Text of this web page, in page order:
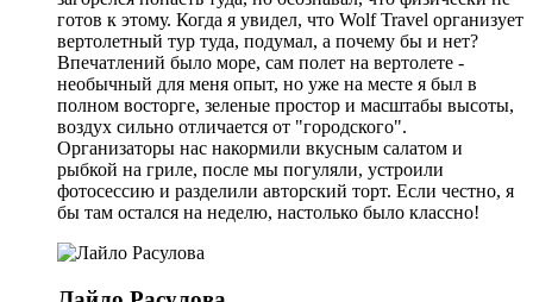
готов к этому. Когда я увидел, что Wolf Travel организует
вертолетный тур туда, подумал, а почему бы и нет?
Впечатлений было море, сам полет на вертолете -
необычный для меня опыт, но уже на месте я был в
полном восторге, зеленые простор и масштабы высоты,
воздух сильно отличается от "городского".
Организаторы нас накормили вкусным салатом и
рыбкой на гриле, после мы погуляли, устроили
фотосессию и разделили авторский торт. Если честно, я
бы там остался на неделю, настолько было классно!